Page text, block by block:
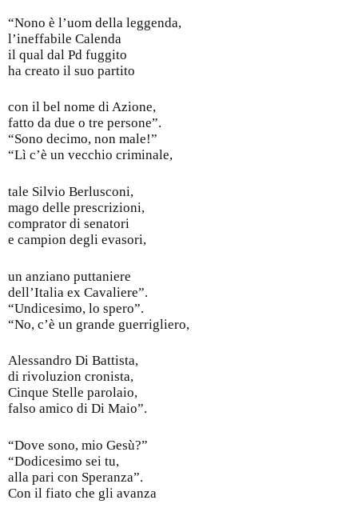
“Nono è l’uom della leggenda,
l’ineffabile Calenda
il qual dal Pd fuggito
ha creato il suo partito
con il bel nome di Azione,
fatto da due o tre persone”.
“Sono decimo, non male!”
“Lì c’è un vecchio criminale,
tale Silvio Berlusconi,
mago delle prescrizioni,
comprator di senatori
e campion degli evasori,
un anziano puttaniere
dell’Italia ex Cavaliere”.
“Undicesimo, lo spero”.
“No, c’è un grande guerrigliero,
Alessandro Di Battista,
di rivoluzion cronista,
Cinque Stelle parolaio,
falso amico di Di Maio”.
“Dove sono, mio Gesù?”
“Dodicesimo sei tu,
alla pari con Speranza”.
Con il fiato che gli avanza